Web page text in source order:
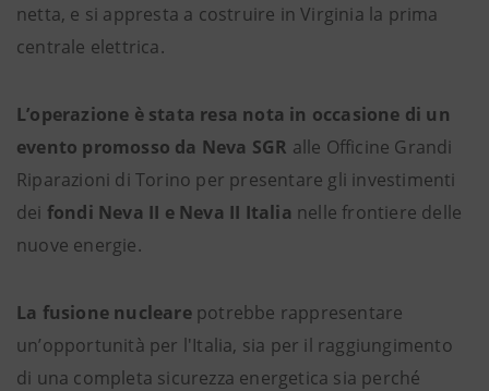
netta, e si appresta a costruire in Virginia la prima
centrale elettrica.
L’operazione è stata resa nota in occasione di un
evento promosso da Neva SGR alle Officine Grandi
Riparazioni di Torino per presentare gli investimenti
dei fondi Neva II e Neva II Italia nelle frontiere delle
nuove energie.
La fusione nucleare potrebbe rappresentare
un’opportunità per l'Italia, sia per il raggiungimento
di una completa sicurezza energetica sia perché